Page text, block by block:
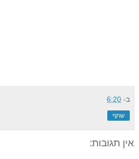
ב- 6:20
שתף
אין תגובות: